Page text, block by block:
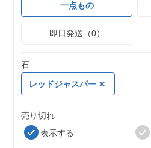
一点もの
即日発送（0）
石
レッドジャスパー
売り切れ
表示する